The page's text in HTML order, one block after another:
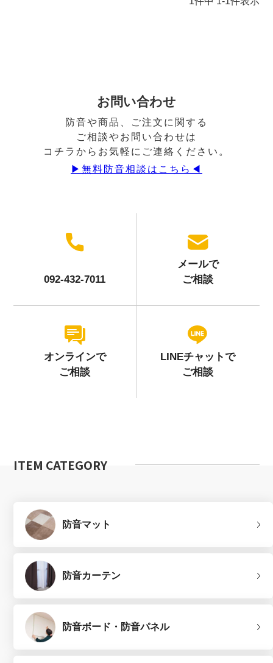
お問い合わせ
防音や商品、ご注文に関する
ご相談やお問い合わせは
コチラからお気軽にご連絡ください。
▶︎無料防音相談はこちら◀︎
092-432-7011
メールで
ご相談
オンラインで
ご相談
LINEチャットで
ご相談
ITEM CATEGORY
防音マット
防音カーテン
防音ボード・防音パネル